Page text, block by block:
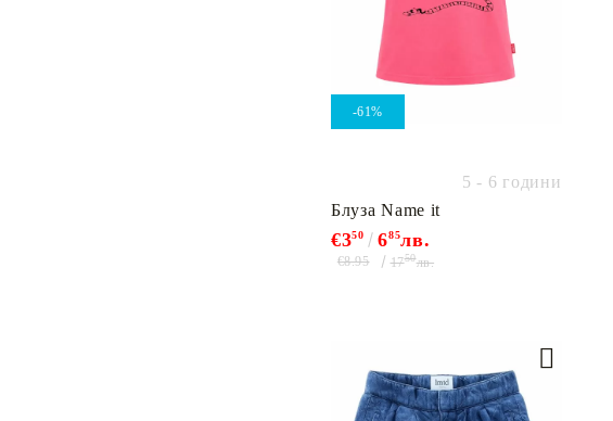
-61%
5 - 6 години
Блуза Name it
€350 685лв.
€8.95 1750лв.